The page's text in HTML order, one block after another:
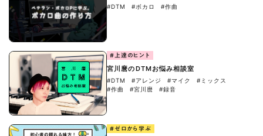
#DTM #ボカロ #作曲
#上達のヒント
宮川麿のDTMお悩み相談室
#DTM #アレンジ #マイク
#ミックス
#作曲
#宮川麿 #録音
#ゼロから学ぶ